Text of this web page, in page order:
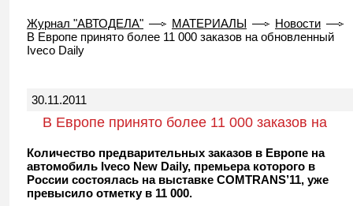
Журнал "АВТОДЕЛА" МАТЕРИАЛЫ
Новости
В Европе принято более 11 000 заказов на обновленный
Iveco Daily
30.11.2011
В Европе принято более 11 000 заказов на
Количество предварительных заказов в Европе на
автомобиль Iveco New Daily, премьера которого в
России состоялась на выставке COMTRANS’11, уже
превысило отметку в 11 000.